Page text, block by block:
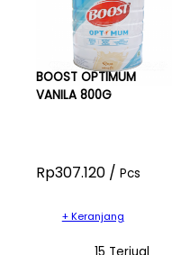
BOOST OPTIMUM
VANILA 800G
Rp307.120 / Pcs
+ Keranjang